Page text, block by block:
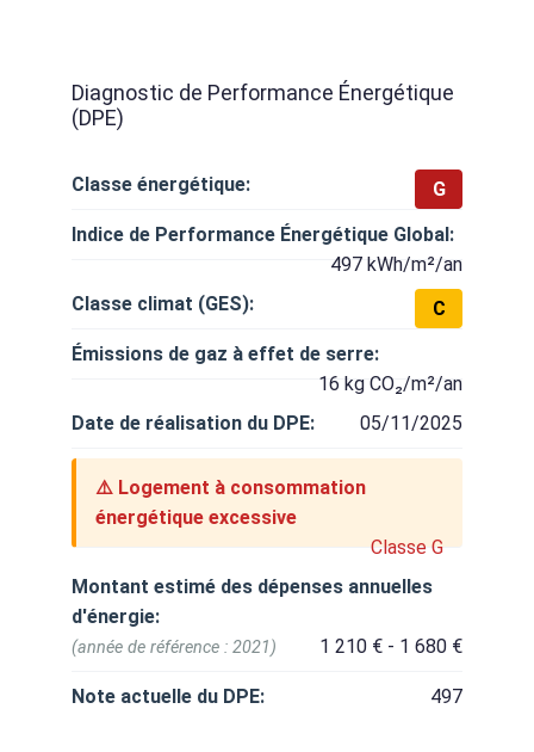
Diagnostic de Performance Énergétique
(DPE)
Classe énergétique:
G
Indice de Performance Énergétique Global:
497 kWh/m²/an
Classe climat (GES):
C
Émissions de gaz à effet de serre:
16 kg CO₂/m²/an
Date de réalisation du DPE:
05/11/2025
⚠️ Logement à consommation
énergétique excessive
Classe G
Montant estimé des dépenses annuelles
d'énergie:
1 210 € - 1 680 €
(année de référence : 2021)
Note actuelle du DPE: 497